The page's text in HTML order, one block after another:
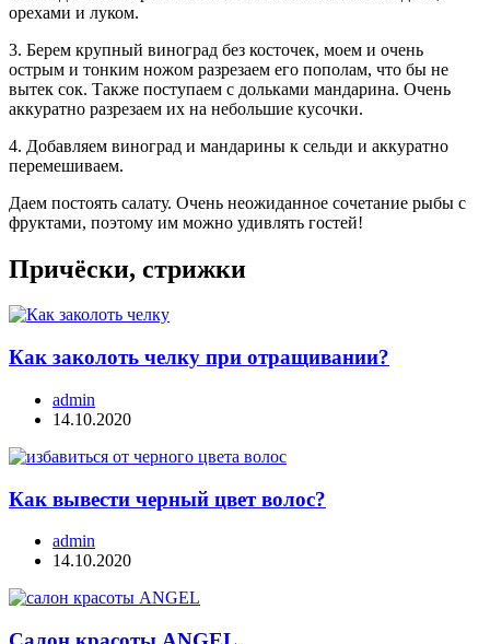
орехами и луком.
3. Берем крупный виноград без косточек, моем и очень
острым и тонким ножом разрезаем его пополам, что бы не
вытек сок. Также поступаем с дольками мандарина. Очень
аккуратно разрезаем их на небольшие кусочки.
4. Добавляем виноград и мандарины к сельди и аккуратно
перемешиваем.
Даем постоять салату. Очень неожиданное сочетание рыбы с
фруктами, поэтому им можно удивлять гостей!
Причёски, стрижки
Как заколоть челку при отращивании?
admin
14.10.2020
Как вывести черный цвет волос?
admin
14.10.2020